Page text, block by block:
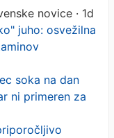
novice · 1d
juho: osvežilna
soka na dan
ni primeren za